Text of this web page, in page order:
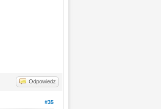
Odpowiedz
#35